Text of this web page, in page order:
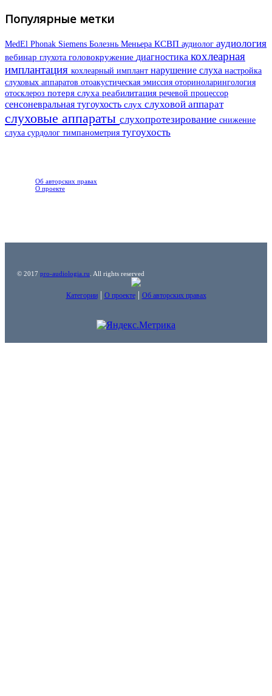
Популярные метки
MedEl Phonak Siemens Болезнь Меньера КСВП аудиолог аудиология
вебинар глухота головокружение диагностика кохлеарная
имплантация кохлеарный имплант нарушение слуха настройка
слуховых аппаратов отоакустическая эмиссия оториноларингология
отосклероз потеря слуха реабилитация речевой процессор
сенсоневральная тугоухость слух слуховой аппарат
слуховые аппараты слухопротезирование снижение
слуха сурдолог тимпанометрия тугоухость
Об авторских правах
О проекте
© 2017 pro-audiologia.ru . All rights reserved
Категории| О проекте| Об авторских правах